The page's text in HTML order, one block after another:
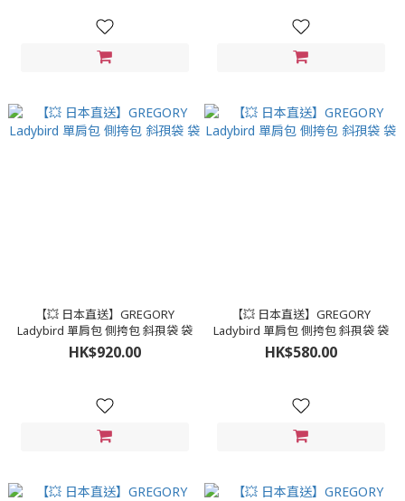
【💥 日本直送】GREGORY
Ladybird 單肩包 側挎包 斜孭袋 袋
HK$920.00
【💥 日本直送】GREGORY
Ladybird 單肩包 側挎包 斜孭袋 袋
HK$580.00